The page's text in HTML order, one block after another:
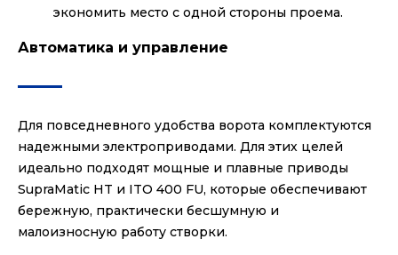
экономить место с одной стороны проема.
Автоматика и управление
Для повседневного удобства ворота комплектуются
надежными электроприводами. Для этих целей
идеально подходят мощные и плавные приводы
SupraMatic HT и ITO 400 FU, которые обеспечивают
бережную, практически бесшумную и
малоизносную работу створки.